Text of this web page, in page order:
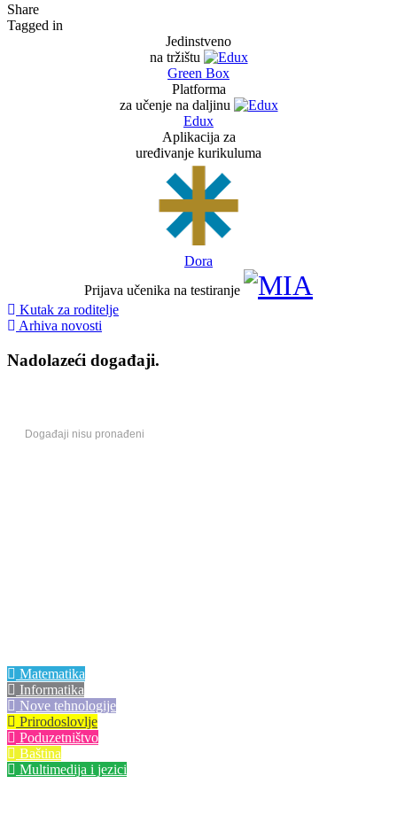
Share
Tagged in
Jedinstveno
na tržištu
Green Box
Platforma
za učenje na daljinu
Edux
Aplikacija za
uređivanje kurikuluma
Dora
Prijava učenika na testiranje
Kutak za roditelje
Arhiva novosti
Nadolazeći događaji.
Događaji nisu pronađeni
Matematika
Informatika
Nove tehnologije
Prirodoslovlje
Poduzetništvo
Baština
Multimedija i jezici